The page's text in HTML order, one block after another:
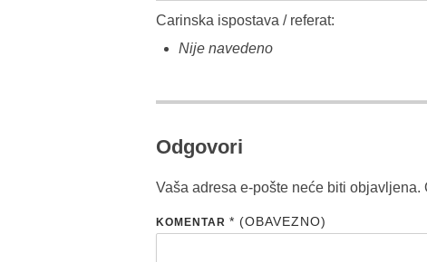
Carinska ispostava / referat:
Nije navedeno
Odgovori
Vaša adresa e-pošte neće biti objavljena.
KOMENTAR * (OBAVEZNO)